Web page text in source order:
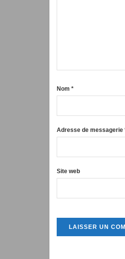
Nom *
Adresse de messagerie
Site web